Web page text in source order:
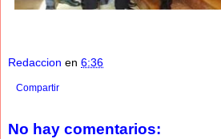
Redaccion en 6:36
Compartir
No hay comentarios: